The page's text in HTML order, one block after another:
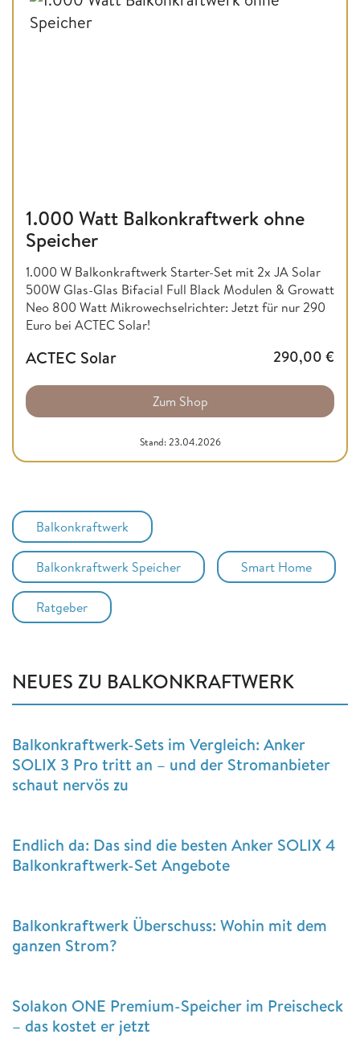
1.000 Watt Balkonkraftwerk ohne
Speicher
1.000 W Balkonkraftwerk Starter-Set mit 2x JA Solar
500W Glas-Glas Bifacial Full Black Modulen & Growatt
Neo 800 Watt Mikrowechselrichter: Jetzt für nur 290
Euro bei ACTEC Solar!
ACTEC Solar 290,00 €
Zum Shop
Stand: 23.04.2026
Balkonkraftwerk
Balkonkraftwerk Speicher Smart Home
Ratgeber
NEUES ZU BALKONKRAFTWERK
Balkonkraftwerk-Sets im Vergleich: Anker
SOLIX 3 Pro tritt an – und der Stromanbieter
schaut nervös zu
Endlich da: Das sind die besten Anker SOLIX 4
Balkonkraftwerk-Set Angebote
Balkonkraftwerk Überschuss: Wohin mit dem
ganzen Strom?
Solakon ONE Premium-Speicher im Preischeck
– das kostet er jetzt